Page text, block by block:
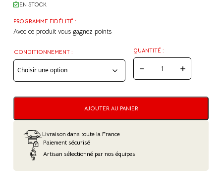
EN STOCK
PROGRAMME FIDÉLITÉ :
Avec ce produit vous gagnez points
CONDITIONNEMENT : QUANTITÉ :
AJOUTER AU PANIER
Livraison dans toute la France
Paiement sécurisé
Artisan sélectionné par nos équipes